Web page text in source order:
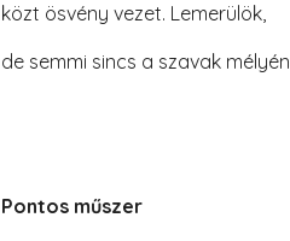
közt ösvény vezet. Lemerülök,
de semmi sincs a szavak
Pontos műszer